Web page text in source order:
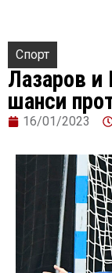
Спорт
Лазаров
шанси
16/01/2023